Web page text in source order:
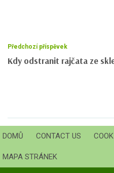
Předchozí příspěvek
Kdy odstranit rajčata ze
DOMŮ CONTACT US
MAPA STRÁNEK